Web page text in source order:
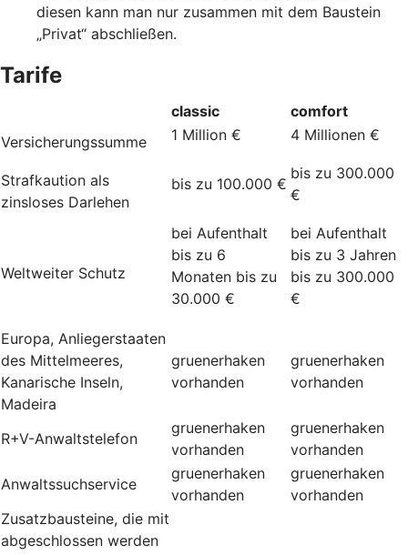
diesen kann man nur zusammen mit dem Baustein
„Privat“ abschließen.
Tarife
classic
comfort
Versicherungssumme
1 Million € 4 Millionen €
Strafkaution als
zinsloses Darlehen
bis zu 100.000 €
bis zu 300.000
€
Weltweiter Schutz
bei Aufenthalt
bis zu 6
Monaten bis zu
30.000 €
bei Aufenthalt
bis zu 3 Jahren
bis zu 300.000
€
Europa, Anliegerstaaten
des Mittelmeeres,
Kanarische Inseln,
Madeira
gruenerhaken
vorhanden
gruenerhaken
vorhanden
R+V-Anwaltstelefon
gruenerhaken
vorhanden
gruenerhaken
vorhanden
Anwaltssuchservice
gruenerhaken
vorhanden
gruenerhaken
vorhanden
Zusatzbausteine, die mit
abgeschlossen werden